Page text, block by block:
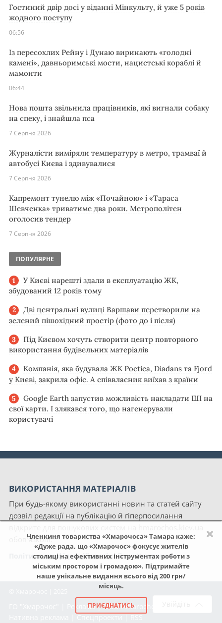
×
Членкиня товариства «Хмарочоса» Тамара каже:
«Дуже рада, що «Хмарочос» фокусує жителів
столиці на ефективних інструментах роботи з
міським простором і громадою». Підтримайте
наше унікальне видання всього від 200 грн/
місяць.
ПРИЄДНАТИСЬ
Гостиний двір досі у віданні Мінкульту, й уже 5 років
жодного поступу
06:56
Із пересохлих Рейну і Дунаю виринають «голодні
камені», давньоримські мости, нацистські кораблі й
мамонти
06:44
Нова пошта звільнила працівників, які вигнали собаку
на спеку, і знайшла пса
7 Серпня 2026
Журналісти виміряли температуру в метро, трамваї й
автобусі Києва і здивувалися
7 Серпня 2026
Капремонт тунелю між «Почайною» і «Тараса
Шевченка» триватиме два роки. Метрополітен
оголосив тендер
7 Серпня 2026
ПОПУЛЯРНЕ
У Києві нарешті здали в експлуатацію ЖК,
збудований 12 років тому
Дві центральні вулиці Варшави перетворили на
зелений пішохідний простір (фото до і після)
Під Києвом хочуть створити центр повторного
використання будівельних матеріалів
Компанія, яка будувала ЖК Poetica, Diadans та Fjord
у Києві, закрила офіс. А співвласник виїхав з країни
Google Earth запустив можливість накладати ШІ на
свої карти. І злякався того, що нагенерували
користувачі
ВИКОРИСТАННЯ МАТЕРІАЛІВ
При будь-якому використанні новин та статей сайту
дозвіл редакції на публікацію й гіперпосилання
обов'язкові.
Політика конфіденційності сайту «Хмарочос»
Реклама|NGO Hmarochos